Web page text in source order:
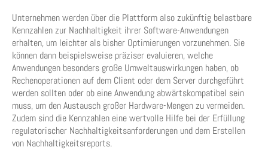
Unternehmen werden über die Plattform also zukünftig belastbare
Kennzahlen zur Nachhaltigkeit ihrer Software-Anwendungen
erhalten, um leichter als bisher Optimierungen vorzunehmen. Sie
können dann beispielsweise präziser evaluieren, welche
Anwendungen besonders große Umweltauswirkungen haben, ob
Rechenoperationen auf dem Client oder dem Server durchgeführt
werden sollten oder ob eine Anwendung abwärtskompatibel sein
muss, um den Austausch großer Hardware-Mengen zu vermeiden.
Zudem sind die Kennzahlen eine wertvolle Hilfe bei der Erfüllung
regulatorischer Nachhaltigkeitsanforderungen und dem Erstellen
von Nachhaltigkeitsreports.